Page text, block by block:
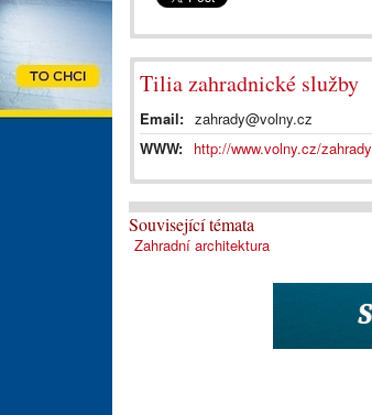
Tilia zahradnické služby
Email: zahrady@volny.cz
WWW: http://www.volny.cz/zahrady
Související témata
Zahradní architektura